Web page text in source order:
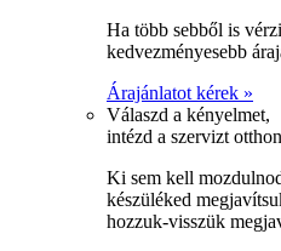
Ha több sebből is
kedvezményesebb
Árajánlatot kérek »
Válaszd a kényelmet,
intézd a szervizt
Ki sem kell
készüléked
hozzuk-visszük